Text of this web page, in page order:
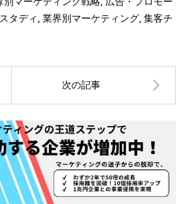
タディ,業界別マーケティング,集客チ